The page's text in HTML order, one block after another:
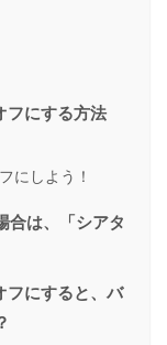
フにする方法
にしよう！
合は、「シアタ
フにすると、バ